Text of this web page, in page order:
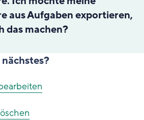
aus Aufgaben exportieren,
das machen?